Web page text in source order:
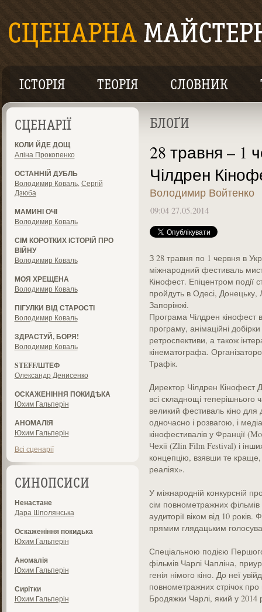
ІСТОРІЯ ТЕОРІЯ СЛОВНИК
СЦЕНАРІЇ
КОЛИ ЙДЕ ДОЩ
Аліна Прокопенко
ОСТАННІЙ ДУБЛЬ
Володимир Коваль, Сергій
Дзюба
МАМИНІ ОЧІ
Володимир Коваль
СІМ КОРОТКИХ ІСТОРІЙ ПРО
ВІЙНУ
Володимир Коваль
МОЯ ХРЕЩЕНА
Володимир Коваль
ПІГУЛКИ ВІД СТАРОСТІ
Володимир Коваль
ЗДРАСТУЙ, БОРЯ!
Володимир Коваль
STEFF/ШТЕФ
Олександр Денисенко
ОСКАЖЕНІННЯ ПОКИДѢКА
Юхим Гальперін
АНОМАЛІЯ
Юхим Гальперін
Всі сценарії
СИНОПСИСИ
Ненастане
Дара Шполянська
Оскаженіння покидька
Юхим Гальперін
Аномалія
Юхим Гальперін
Сирітки
Юхим Гальперін
БЛОҐИ
28 травня – 1
Чілдрен
Володимир Войтенко
09:04 27.05.2014
З 28 травня по 1 червня в
міжнародний фестиваль
Кінофест. Епіцентром події
пройдуть в Одесі, Донецьку,
Запоріжжі.
Програма Чілдрен кінофест
програму, анімаційні
ретроспективи, а також
кінематографа.
Трафік.
Директор Чілдрен Кінофест
всі складнощі
великий фестиваль кіно для
одночасно і розвагою, і
кінофестивалів у Франції
Чехії (Zlin Film Festival) і
концепцію, взявши те
реаліях».
У міжнародній конкурсній
сім повнометражних фільмів
аудиторії віком від 10
прямим глядацьким
Спеціальною подією
фільмів Чарлі Чапліна,
генія німого кіно. До неї
повнометражних стрічок
Бродяжки Чарлі, який у 2014